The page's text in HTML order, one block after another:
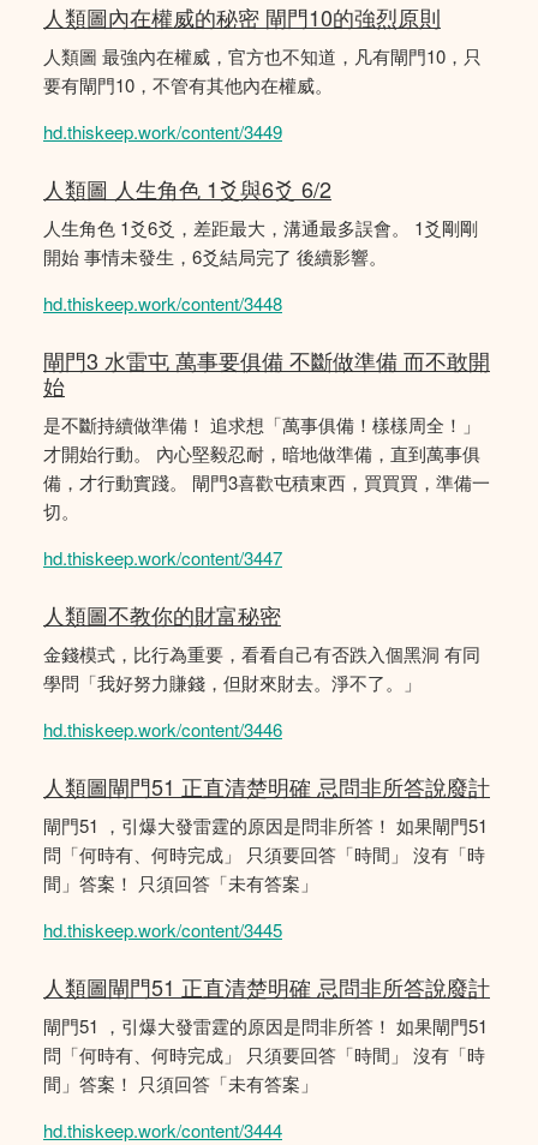
人類圖內在權威的秘密 閘門10的強烈原則
人類圖 最強內在權威，官方也不知道，凡有閘門10，只
要有閘門10，不管有其他內在權威。
hd.thiskeep.work/content/3449
人類圖 人生角色 1爻與6爻 6/2
人生角色 1爻6爻，差距最大，溝通最多誤會。 1爻剛剛
開始 事情未發生，6爻結局完了 後續影響。
hd.thiskeep.work/content/3448
閘門3 水雷屯 萬事要俱備 不斷做準備 而不敢開
始
是不斷持續做準備！ 追求想「萬事俱備！樣樣周全！」
才開始行動。 內心堅毅忍耐，暗地做準備，直到萬事俱
備，才行動實踐。 閘門3喜歡屯積東西，買買買，準備一
切。
hd.thiskeep.work/content/3447
人類圖不教你的財富秘密
金錢模式，比行為重要，看看自己有否跌入個黑洞 有同
學問「我好努力賺錢，但財來財去。淨不了。」
hd.thiskeep.work/content/3446
人類圖閘門51 正直清楚明確 忌問非所答說廢計
閘門51 ，引爆大發雷霆的原因是問非所答！ 如果閘門51
問「何時有、何時完成」 只須要回答「時間」 沒有「時
間」答案！ 只須回答「未有答案」
hd.thiskeep.work/content/3445
人類圖閘門51 正直清楚明確 忌問非所答說廢計
閘門51 ，引爆大發雷霆的原因是問非所答！ 如果閘門51
問「何時有、何時完成」 只須要回答「時間」 沒有「時
間」答案！ 只須回答「未有答案」
hd.thiskeep.work/content/3444